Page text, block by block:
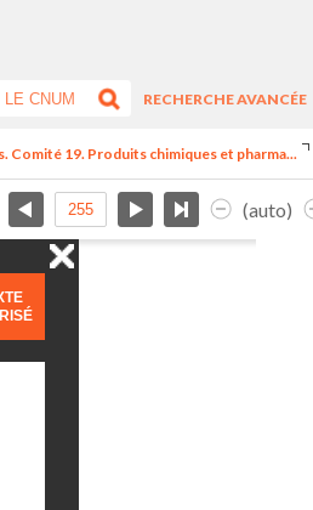
RECHERCHE AVANCÉE
Comité 19. Produits chimiques et pharma...
(auto)